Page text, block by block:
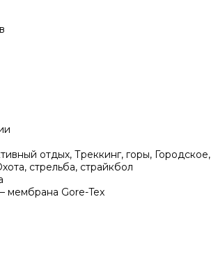
отдых, Треккинг, горы, Городское,
стрельба, страйкбол
мембрана Gore-Tex